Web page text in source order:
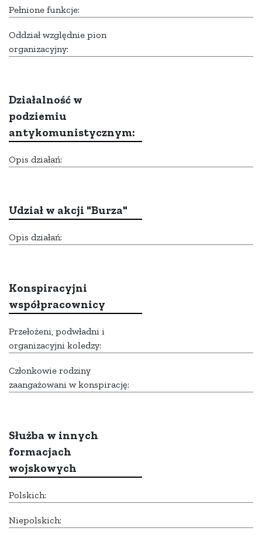
Pełnione funkcje:
Oddział względnie pion
organizacyjny:
Działalność w
podziemiu
antykomunistycznym:
Opis działań:
Udział w akcji "Burza"
Opis działań:
Konspiracyjni
współpracownicy
Przełożeni, podwładni i
organizacyjni koledzy:
Członkowie rodziny
zaangażowani w konspirację:
Służba w innych
formacjach
wojskowych
Polskich:
Niepolskich: